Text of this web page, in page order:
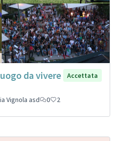
da vivere
Accettata
Vignola asd 0 2